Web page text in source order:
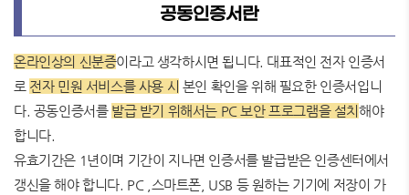
공동인증서란
온라인상의 신분증이라고 생각하시면 됩니다. 대표적인 전자 인증서
로 전자 민원 서비스를 사용 시 본인 확인을 위해 필요한 인증서입니
다. 공동인증서를 발급 받기 위해서는 PC 보안 프로그램을 설치 해야
합니다.
유효기간은 1년이며 기간이 지나면 인증서를 발급받은 인증센터에서
갱신을 해야 합니다. PC ,스마트폰, USB 등 원하는 기기에 저장이 가